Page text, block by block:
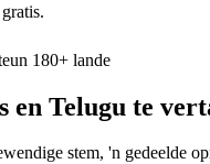
180+ lande
en Telugu te
stem, 'n gedeelde